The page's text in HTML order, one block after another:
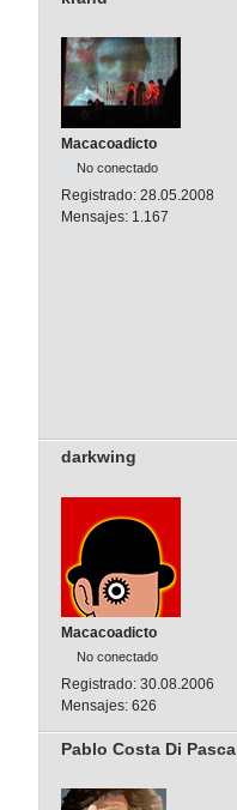
Macacoadicto
No conectado
Registrado: 28.05.2008
Mensajes: 1.167
darkwing
Macacoadicto
No conectado
Registrado: 30.08.2006
Mensajes: 626
Pablo Costa Di Pasca